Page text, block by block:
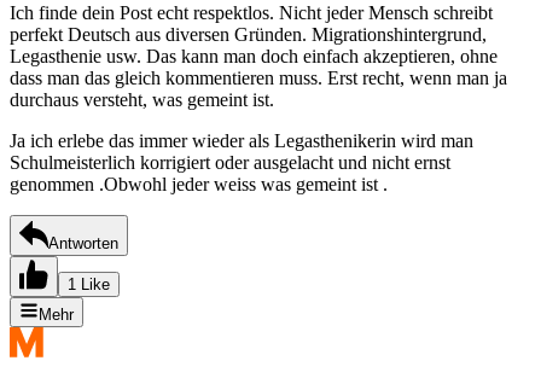
Ich finde dein Post echt respektlos. Nicht jeder Mensch schreibt
perfekt Deutsch aus diversen Gründen. Migrationshintergrund,
Legasthenie usw. Das kann man doch einfach akzeptieren, ohne
dass man das gleich kommentieren muss. Erst recht, wenn man ja
durchaus versteht, was gemeint ist.
Ja ich erlebe das immer wieder als Legasthenikerin wird man
Schulmeisterlich korrigiert oder ausgelacht und nicht ernst
genommen .Obwohl jeder weiss was gemeint ist .
Antworten
1 Like
Mehr